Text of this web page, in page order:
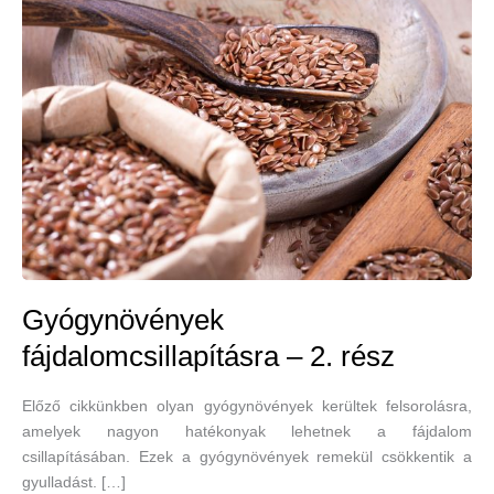
Gyógynövények
fájdalomcsillapításra – 2. rész
Előző cikkünkben olyan gyógynövények kerültek felsorolásra,
amelyek nagyon hatékonyak lehetnek a fájdalom
csillapításában. Ezek a gyógynövények remekül csökkentik a
gyulladást. […]